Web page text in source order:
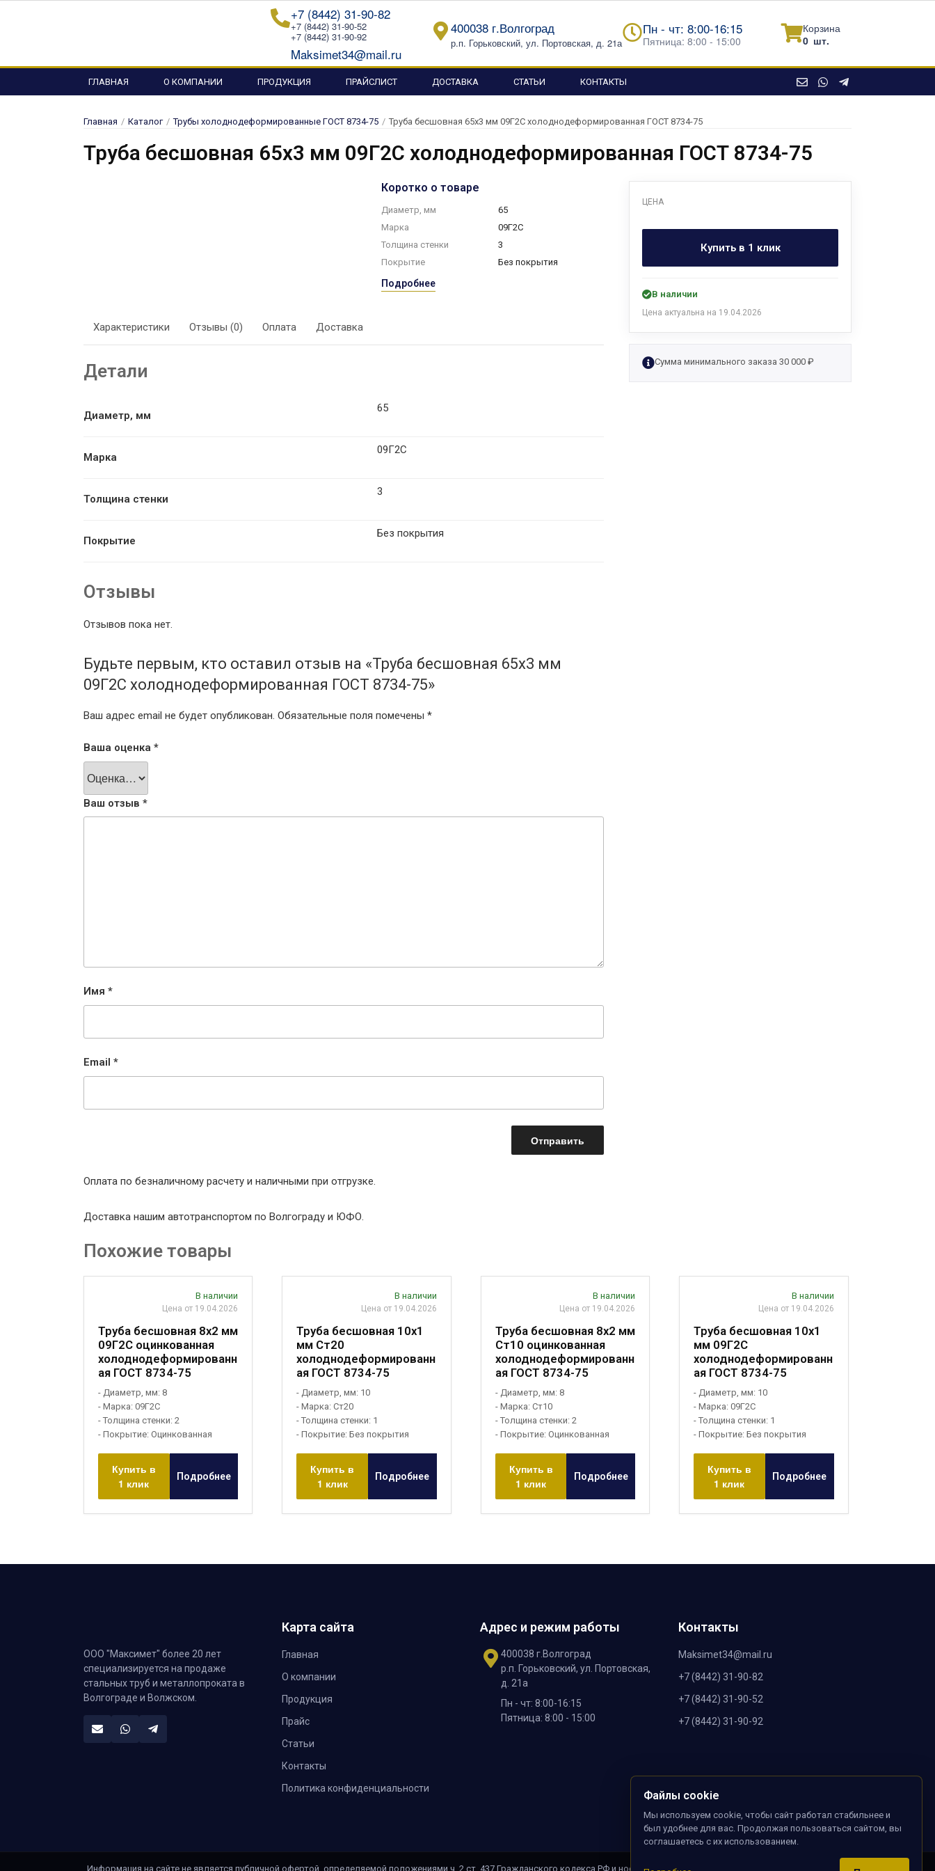
+7 (8442) 31-90-82
+7 (8442) 31-90-52
+7 (8442) 31-90-92
Maksimet34@mail.ru
400038 г.Волгоград
р.п. Горьковский, ул. Портовская, д. 21а
Пн - чт: 8:00-16:15
Пятница: 8:00 - 15:00
Корзина
0 шт.
ГЛАВНАЯ О КОМПАНИИ ПРОДУКЦИЯ ПРАЙСЛИСТ ДОСТАВКА СТАТЬИ КОНТАКТЫ
Главная / Каталог / Трубы холоднодеформированные ГОСТ 8734-75 / Труба бесшовная 65х3 мм 09Г2С холоднодеформированная ГОСТ 8734-75
Труба бесшовная 65х3 мм 09Г2С холоднодеформированная ГОСТ 8734-75
Коротко о товаре
Диаметр, мм
65
Марка
09Г2С
Толщина стенки
3
Покрытие
Без покрытия
Подробнее
Характеристики Отзывы (0) Оплата Доставка
Детали
Диаметр, мм
65
Марка
09Г2С
Толщина стенки
3
Покрытие
Без покрытия
Отзывы
Отзывов пока нет.
Будьте первым, кто оставил отзыв на «Труба бесшовная 65х3 мм
09Г2С холоднодеформированная ГОСТ 8734-75»
Ваш адрес email не будет опубликован. Обязательные поля помечены *
Ваша оценка *
Ваш отзыв *
Имя *
Email *
Оплата по безналичному расчету и наличными при отгрузке.
Доставка нашим автотранспортом по Волгограду и ЮФО.
ЦЕНА
Купить в 1 клик
В наличии
Цена актуальна на 19.04.2026
Сумма минимального заказа 30 000 ₽
Похожие товары
В наличии
Цена от 19.04.2026
Труба бесшовная 8х2 мм
09Г2С оцинкованная
холоднодеформированн
ая ГОСТ 8734-75
- Диаметр, мм: 8
- Марка: 09Г2С
- Толщина стенки: 2
- Покрытие: Оцинкованная
Купить в
1 клик
Подробнее
В наличии
Цена от 19.04.2026
Труба бесшовная 10х1
мм Ст20
холоднодеформированн
ая ГОСТ 8734-75
- Диаметр, мм: 10
- Марка: Ст20
- Толщина стенки: 1
- Покрытие: Без покрытия
Купить в
1 клик
Подробнее
В наличии
Цена от 19.04.2026
Труба бесшовная 8х2 мм
Ст10 оцинкованная
холоднодеформированн
ая ГОСТ 8734-75
- Диаметр, мм: 8
- Марка: Ст10
- Толщина стенки: 2
- Покрытие: Оцинкованная
Купить в
1 клик
Подробнее
В наличии
Цена от 19.04.2026
Труба бесшовная 10х1
мм 09Г2С
холоднодеформированн
ая ГОСТ 8734-75
- Диаметр, мм: 10
- Марка: 09Г2С
- Толщина стенки: 1
- Покрытие: Без покрытия
Купить в
1 клик
Подробнее
ООО "Максимет" более 20 лет
специализируется на продаже
стальных труб и металлопроката в
Волгограде и Волжском.
Карта сайта
Главная
О компании
Продукция
Прайс
Статьи
Контакты
Политика конфиденциальности
Адрес и режим работы
400038 г.Волгоград
р.п. Горьковский, ул. Портовская,
д. 21а
Пн - чт: 8:00-16:15
Пятница: 8:00 - 15:00
Контакты
Maksimet34@mail.ru
+7 (8442) 31-90-82
+7 (8442) 31-90-52
+7 (8442) 31-90-92
Информация на сайте не является публичной офертой, определяемой положениями ч. 2 ст. 437 Гражданского кодекса РФ и носит ознакомительный характер. Наличие, описание
Файлы cookie
Мы используем cookie, чтобы сайт работал стабильнее и
был удобнее для вас. Продолжая пользоваться сайтом, вы
соглашаетесь с их использованием.